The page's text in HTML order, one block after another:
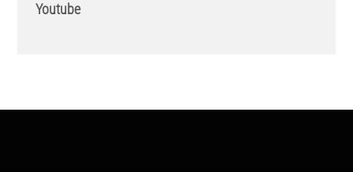
Youtube